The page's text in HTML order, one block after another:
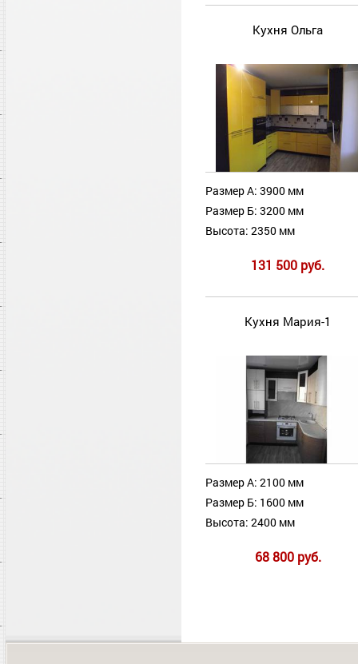
Кухня Ольга
Размер А: 3900 мм
Размер Б: 3200 мм
Высота: 2350 мм
131 500 руб.
Кухня Мария-1
Размер А: 2100 мм
Размер Б: 1600 мм
Высота: 2400 мм
68 800 руб.